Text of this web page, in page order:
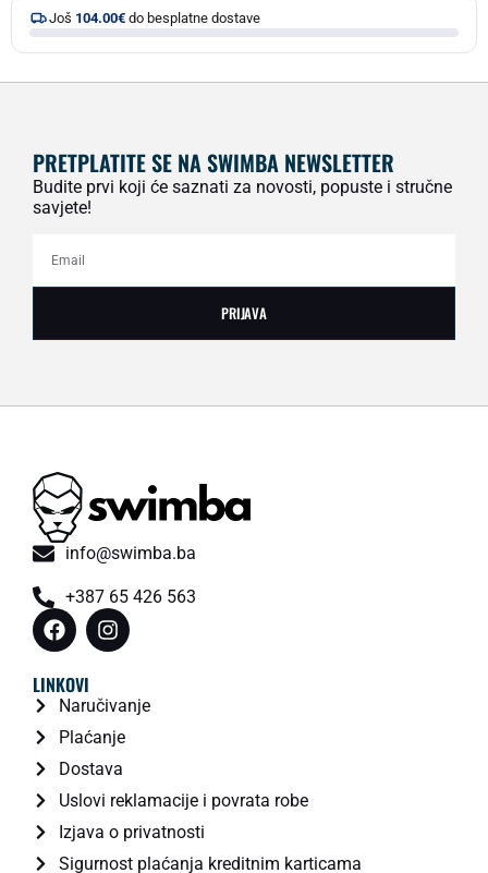
Još 104.00€ do besplatne dostave
PRETPLATITE SE NA SWIMBA NEWSLETTER
Budite prvi koji će saznati za novosti, popuste i stručne
savjete!
PRIJAVA
info@swimba.ba
+387 65 426 563
LINKOVI
Naručivanje
Plaćanje
Dostava
Uslovi reklamacije i povrata robe
Izjava o privatnosti
Sigurnost plaćanja kreditnim karticama